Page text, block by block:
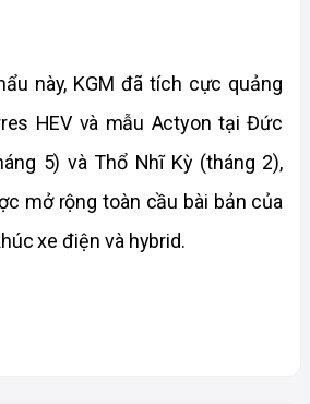
này, KGM đã tích cực quảng
HEV và mẫu Actyon tại Đức
5) và Thổ Nhĩ Kỳ (tháng 2),
mở rộng toàn cầu bài bản của
xe điện và hybrid.